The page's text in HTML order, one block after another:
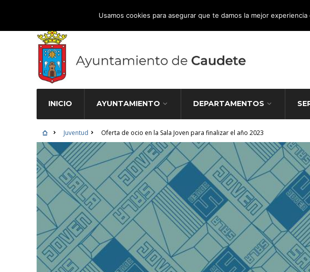
Atención Ciudadana 965 827 000
INICIO AYUNTAMIENTO DEPARTAMENTOS
Juventud Oferta de ocio en la Sala Joven para finalizar el año 2023
Usamos cookies para asegurar que te damos la mejor